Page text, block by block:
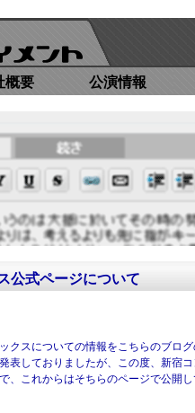
概要 公演情報
公式ページについて
クスについての情報をこちらのブロ
表しておりましたが、この度、新宿
、これからはそちらのページで公開